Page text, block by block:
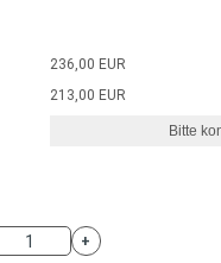
mit
236,00 EUR
213,00 EUR
Bitte
+